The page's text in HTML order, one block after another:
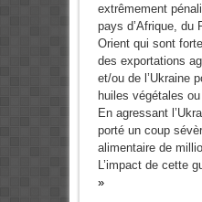
extrêmement
pays d’Afrique, du
Orient qui sont
des exportations
et/ou de l’Ukraine
huiles végétales
En agressant
porté un coup
alimentaire de
L’impact de cette
»